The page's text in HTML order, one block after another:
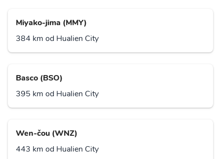
Miyako-jima (MMY)
384 km od Hualien City
Basco (BSO)
395 km od Hualien City
Wen-čou (WNZ)
443 km od Hualien City